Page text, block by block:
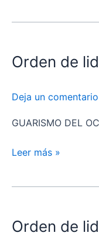
Orden de
Deja un comentario
GUARISMO DEL
lidia
Azpeitia
Leer más »
Orden de
lidia